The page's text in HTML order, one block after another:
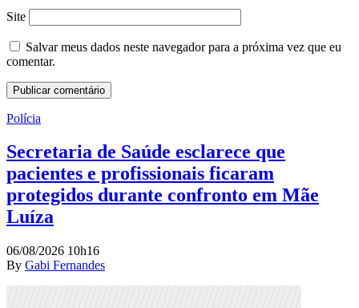
Site
Salvar meus dados neste navegador para a próxima vez que eu
comentar.
Polícia
Secretaria de Saúde esclarece que
pacientes e profissionais ficaram
protegidos durante confronto em Mãe
Luíza
06/08/2026 10h16
By Gabi Fernandes